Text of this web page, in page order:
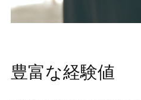
豊富な経験値